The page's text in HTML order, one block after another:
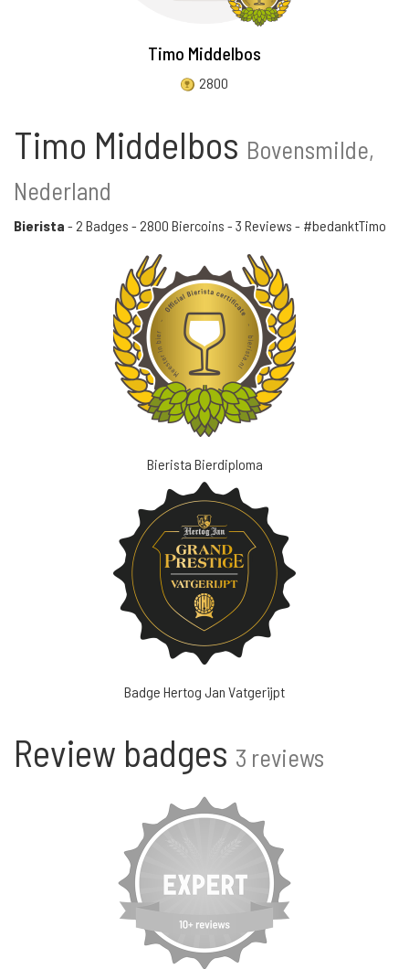
Timo Middelbos
2800
Timo Middelbos Bovensmilde,
Nederland
Bierista - 2 Badges - 2800 Biercoins - 3 Reviews - #bedanktTimo
Bierista Bierdiploma
Badge Hertog Jan Vatgerijpt
Review badges 3 reviews